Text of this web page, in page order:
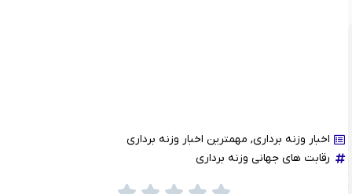
اخبار وزنه برداری, مهمترین اخبار وزنه برداری
رقابت های جهانی وزنه برداری